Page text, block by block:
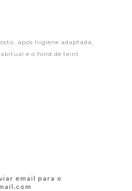
após higiene adaptada,
e o fond de teint.
email para o